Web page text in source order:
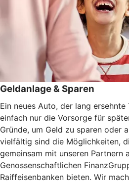
Geldanlage & Sparen
Ein neues Auto, der lang
einfach nur die Vorsorge für
Gründe, um Geld zu sparen oder
vielfältig sind die Möglichkeiten,
gemeinsam mit unseren Partnern
Genossenschaftlichen
Raiffeisenbanken bieten. Wir